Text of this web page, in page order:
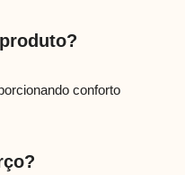
conforto